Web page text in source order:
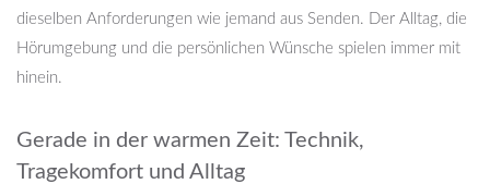
dieselben Anforderungen wie jemand aus Senden. Der Alltag, die
Hörumgebung und die persönlichen Wünsche spielen immer mit
hinein.
Gerade in der warmen Zeit: Technik,
Tragekomfort und Alltag